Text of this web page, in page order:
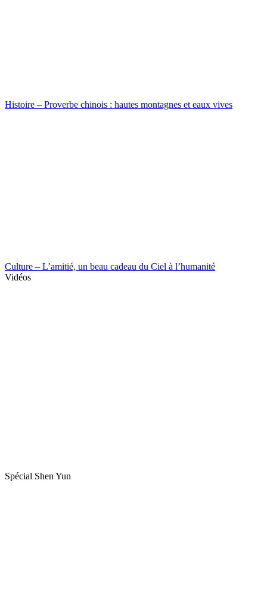
Histoire – Proverbe chinois : hautes montagnes et eaux vives
Culture – L’amitié, un beau cadeau du Ciel à l’humanité
Vidéos
Spécial Shen Yun